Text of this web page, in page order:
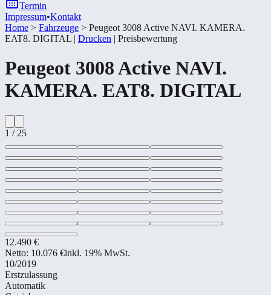
Termin
Impressum•Kontakt
Home > Fahrzeuge > Peugeot 3008 Active NAVI. KAMERA.
EAT8. DIGITAL | Drucken | Preisbewertung
Peugeot 3008 Active NAVI.
KAMERA. EAT8. DIGITAL
1 / 25
12.490 €
Netto: 10.076 €inkl. 19% MwSt.
10/2019
Erstzulassung
Automatik